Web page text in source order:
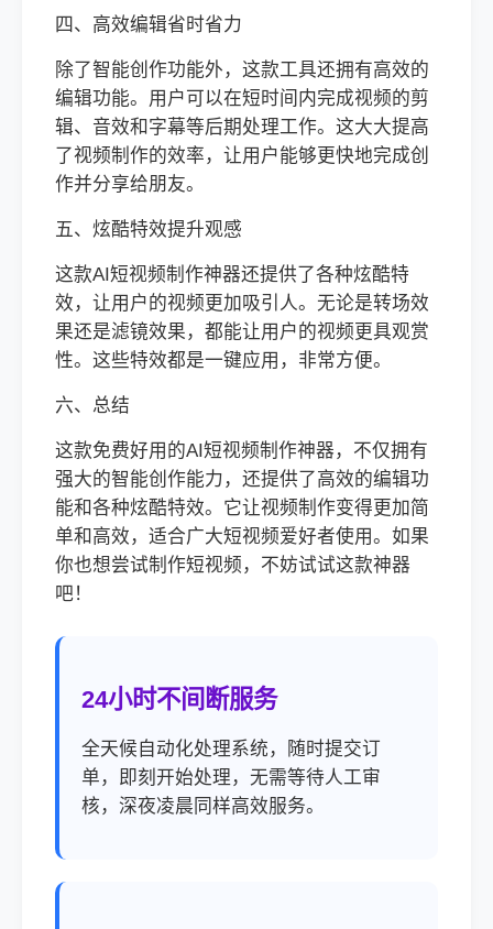
四、高效编辑省时省力
除了智能创作功能外，这款工具还拥有高效的
编辑功能。用户可以在短时间内完成视频的剪
辑、音效和字幕等后期处理工作。这大大提高
了视频制作的效率，让用户能够更快地完成创
作并分享给朋友。
五、炫酷特效提升观感
这款AI短视频制作神器还提供了各种炫酷特
效，让用户的视频更加吸引人。无论是转场效
果还是滤镜效果，都能让用户的视频更具观赏
性。这些特效都是一键应用，非常方便。
六、总结
这款免费好用的AI短视频制作神器，不仅拥有
强大的智能创作能力，还提供了高效的编辑功
能和各种炫酷特效。它让视频制作变得更加简
单和高效，适合广大短视频爱好者使用。如果
你也想尝试制作短视频，不妨试试这款神器
吧！
24小时不间断服务
全天候自动化处理系统，随时提交订
单，即刻开始处理，无需等待人工审
核，深夜凌晨同样高效服务。